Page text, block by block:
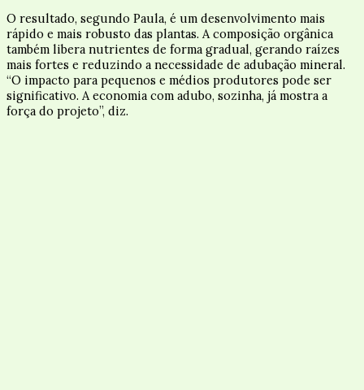
O resultado, segundo Paula, é um desenvolvimento mais
rápido e mais robusto das plantas. A composição orgânica
também libera nutrientes de forma gradual, gerando raízes
mais fortes e reduzindo a necessidade de adubação mineral.
“O impacto para pequenos e médios produtores pode ser
significativo. A economia com adubo, sozinha, já mostra a
força do projeto”, diz.